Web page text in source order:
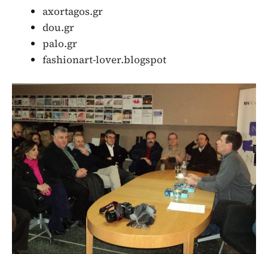
axortagos.gr
dou.gr
palo.gr
fashionart-lover.blogspot